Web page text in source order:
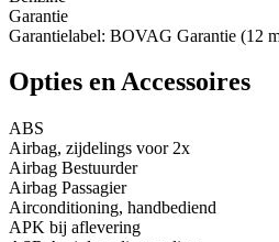
Garantie
Garantielabel: BOVAG Garantie (12
Opties en Accessoires
ABS
Airbag, zijdelings voor 2x
Airbag Bestuurder
Airbag Passagier
Airconditioning, handbediend
APK bij aflevering